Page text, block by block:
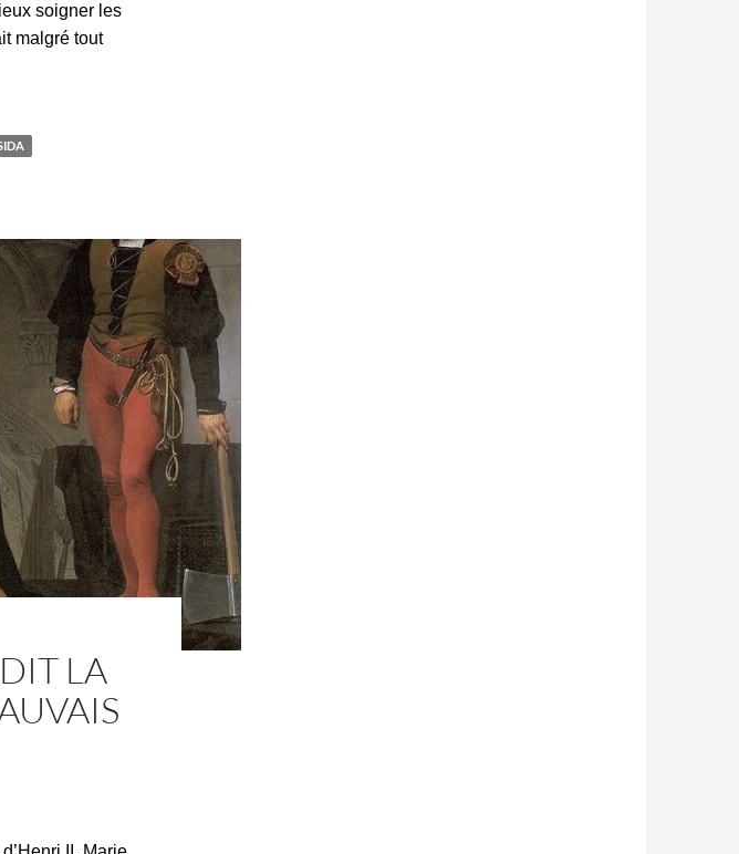
soigner les
malgré tout
LA